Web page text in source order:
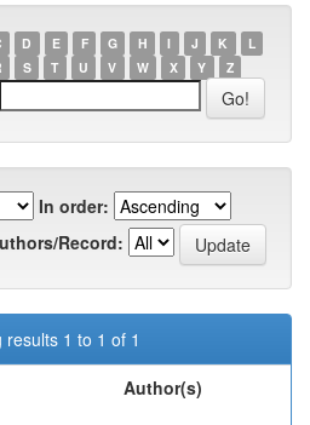
D E F G H I J K
L
S T U V W X Y Z
In order:
Record:
results 1 to 1 of 1
Author(s)